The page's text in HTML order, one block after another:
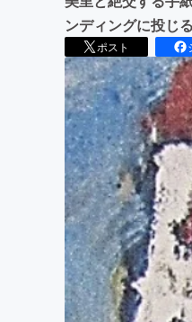
ンディングに投じ
ポスト